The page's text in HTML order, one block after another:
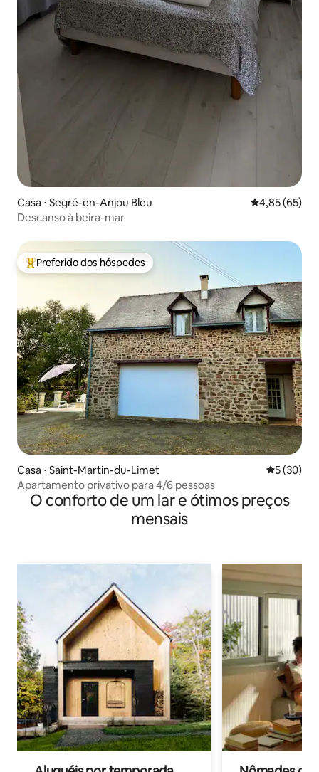
Casa ⋅ Segré-en-Anjou Bleu 4,85 de uma
4,85 (65)
Descanso à beira-mar
Entre os melhores preferidos dos hóspedes
Preferido dos hóspedes
Casa ⋅ Saint-Martin-du-Limet 5 de uma
5 (30)
Apartamento privativo para 4/6 pessoas
O conforto de um lar e ótimos preços
mensais